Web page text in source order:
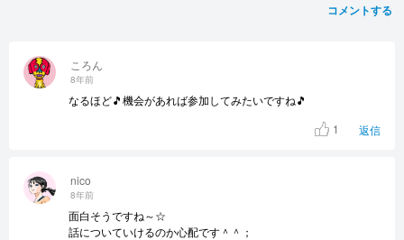
コメントする
nico
8年前
面白そうですね～☆
話についていけるのか心配です＾＾；
ころん
8年前
なるほど🎵機会があれば参加してみたいですね🎵
1
返信